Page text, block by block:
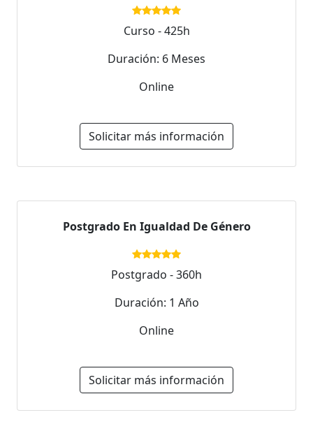
Curso - 425h
Duración: 6 Meses
Online
Solicitar más información
Postgrado En Igualdad De Género
Postgrado - 360h
Duración: 1 Año
Online
Solicitar más información